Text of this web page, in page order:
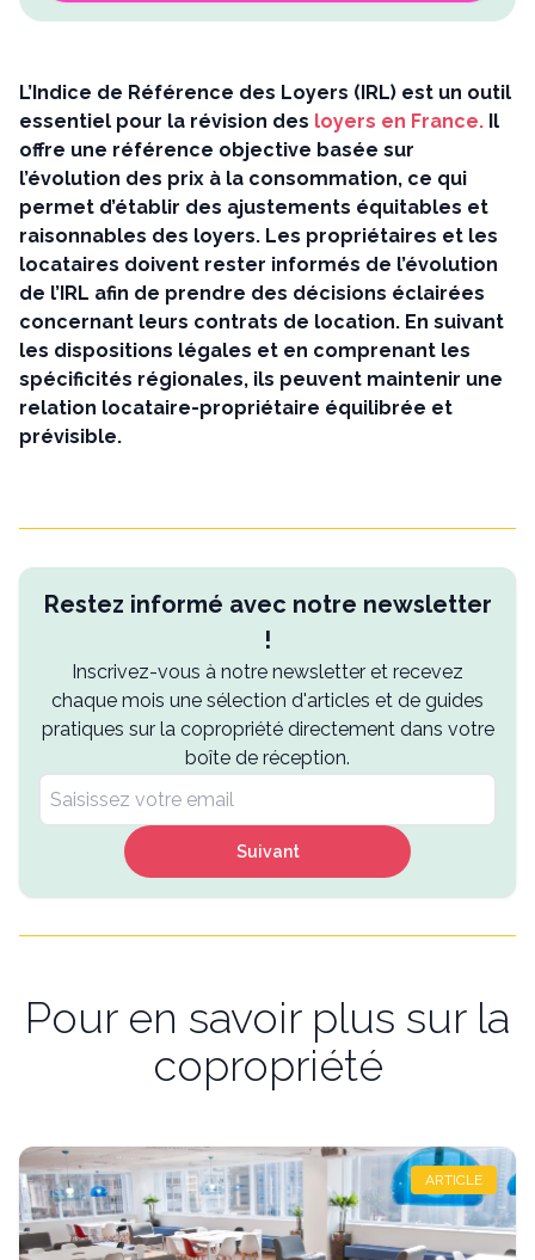
L’Indice de Référence des Loyers (IRL) est un outil
essentiel pour la révision des loyers en France. Il
offre une référence objective basée sur
l’évolution des prix à la consommation, ce qui
permet d’établir des ajustements équitables et
raisonnables des loyers. Les propriétaires et les
locataires doivent rester informés de l’évolution
de l’IRL afin de prendre des décisions éclairées
concernant leurs contrats de location. En suivant
les dispositions légales et en comprenant les
spécificités régionales, ils peuvent maintenir une
relation locataire-propriétaire équilibrée et
prévisible.
Restez informé avec notre newsletter
!
Inscrivez-vous à notre newsletter et recevez
chaque mois une sélection d'articles et de guides
pratiques sur la copropriété directement dans votre
boîte de réception.
Suivant
Pour en savoir plus sur la
copropriété
ARTICLE